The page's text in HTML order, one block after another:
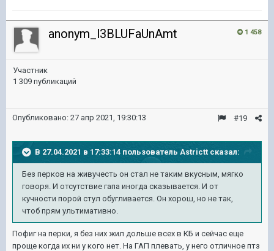
1 458
anonym_l3BLUFaUnAmt
Участник
1 309 публикаций
#19
Опубликовано: 27 апр 2021, 19:30:13
В 27.04.2021 в 17:33:14 пользователь Astrictt сказал:
Без перков на живучесть он стал не таким вкусным, мягко
говоря. И отсутствие гапа иногда сказывается. И от
кучности порой стул обугливается. Он хорош, но не так,
чтоб прям ультимативно.
Пофиг на перки, я без них жил дольше всех в КБ и сейчас еще
проще когда их ни у кого нет. На ГАП плевать, у него отличное птз